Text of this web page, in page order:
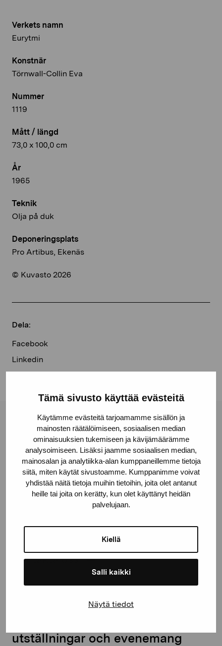
Tämä sivusto käyttää evästeitä
Käytämme evästeitä tarjoamamme sisällön ja
mainosten räätälöimiseen, sosiaalisen median
ominaisuuksien tukemiseen ja kävijämäärämme
analysoimiseen. Lisäksi jaamme sosiaalisen median,
mainosalan ja analytiikka-alan kumppaneillemme tietoja
siitä, miten käytät sivustoamme. Kumppanimme voivat
yhdistää näitä tietoja muihin tietoihin, joita olet antanut
heille tai joita on kerätty, kun olet käyttänyt heidän
palvelujaan.
Kiellä
Salli kaikki
Näytä tiedot
Verkets namn
Eurytmi
Konstnär
Törnwall-Collin Eva
Nummer
1119
Mått / längd
73,0 x 100,0 cm
År
1965
Teknik
Olja på duk
Deponeringsplats
Pro Artibus, Ekenäs
© Kuvasto 2026
Dela:
Facebook
Linkedin
Stiftelsen Pro Artibus
Gustav Wasas gata 11
10600 Ekenäs
proartibus@proartibus.fi
+358 (0)50 371 6339
Kontakta oss
utställningar och evenemang